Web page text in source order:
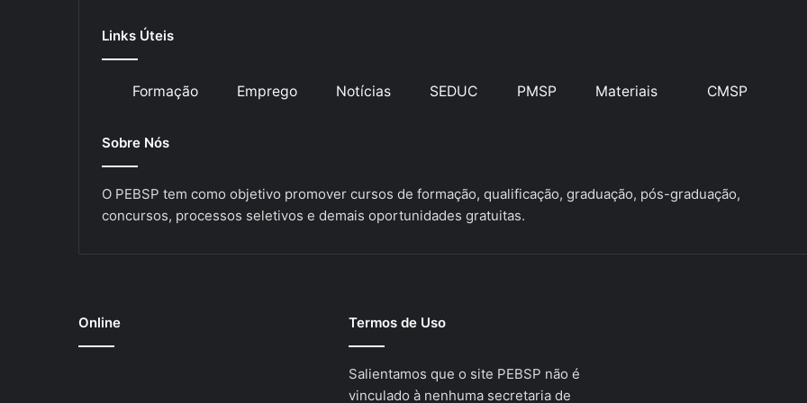
Links Úteis
Formação Emprego Notícias SEDUC PMSP Materiais CMSP
Sobre Nós
O PEBSP tem como objetivo promover cursos de formação, qualificação, graduação, pós-graduação,
concursos, processos seletivos e demais oportunidades gratuitas.
Online Termos de Uso
Salientamos que o site PEBSP não é
vinculado à nenhuma secretaria de